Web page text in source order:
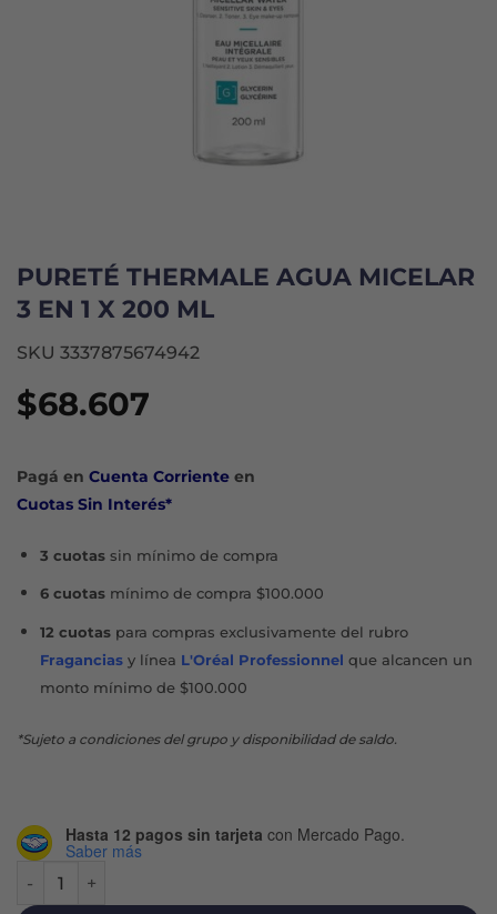
PURETÉ THERMALE AGUA MICELAR
3 EN 1 X 200 ML
SKU 3337875674942
$68.607
Pagá en Cuenta Corriente en
Cuotas Sin Interés*
3 cuotassin mínimo de compra
6 cuotasmínimo de compra $100.000
12 cuotaspara compras exclusivamente del rubro
Fraganciasy línea L'Oréal Professionnel que alcancen un
monto mínimo de $100.000
*Sujeto a condiciones del grupo y disponibilidad de saldo.
Hasta 12 pagos sin tarjeta con Mercado Pago.
Saber más